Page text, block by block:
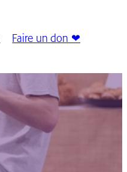
Faire un don ❤︎